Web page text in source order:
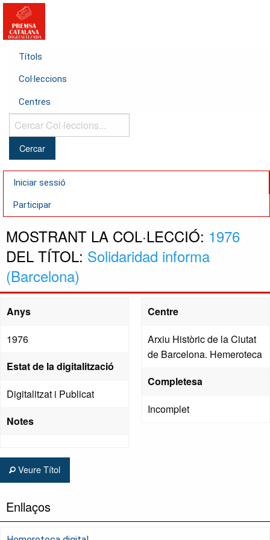
Títols
Col·leccions
Centres
Cercar
Col·leccions...
Iniciar sessió
Participar
MOSTRANT LA COL·LECCIÓ: 1976
DEL TÍTOL: Solidaridad informa
(Barcelona)
Anys
1976
Estat de la digitalització
Digitalitzat i Publicat
Notes
Centre
Arxiu Històric de la Ciutat
de Barcelona. Hemeroteca
Completesa
Incomplet
Veure Títol
Enllaços